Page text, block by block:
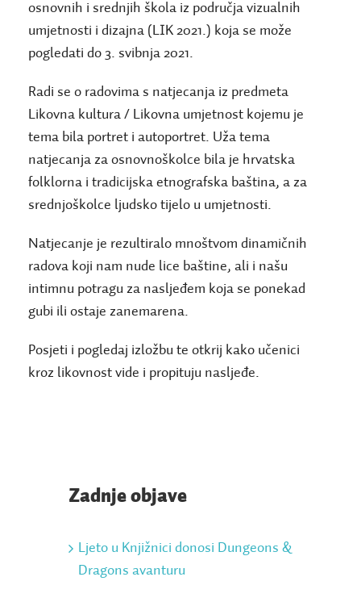
osnovnih i srednjih škola iz područja vizualnih
umjetnosti i dizajna (LIK 2021.) koja se može
pogledati do 3. svibnja 2021.
Radi se o radovima s natjecanja iz predmeta
Likovna kultura / Likovna umjetnost kojemu je
tema bila portret i autoportret. Uža tema
natjecanja za osnovnoškolce bila je hrvatska
folklorna i tradicijska etnografska baština, a za
srednjoškolce ljudsko tijelo u umjetnosti.
Natjecanje je rezultiralo mnoštvom dinamičnih
radova koji nam nude lice baštine, ali i našu
intimnu potragu za nasljeđem koja se ponekad
gubi ili ostaje zanemarena.
Posjeti i pogledaj izložbu te otkrij kako učenici
kroz likovnost vide i propituju nasljeđe.
Zadnje objave
Ljeto u Knjižnici donosi Dungeons &
Dragons avanturu